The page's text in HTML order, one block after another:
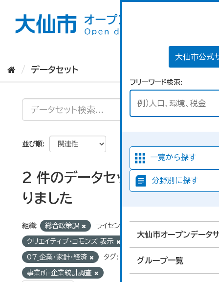
大仙市公式
フリーワード検索
一覧から探す
分野別に探す
大仙市オープンデータ
グループ一覧
データセット
並び順
2 件のデータセットが見つか
りました
組織: 総合政策課 ライセンス:
クリエイティブ・コモンズ 表示
07_企業・家計・経済 タグ:
事業所-企業統計調査